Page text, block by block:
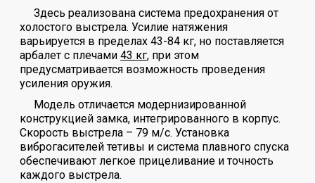
Здесь реализована система предохранения от
холостого выстрела. Усилие натяжения
варьируется в пределах 43-84 кг, но поставляется
арбалет с плечами43 кг, при этом
предусматривается возможность проведения
усиления оружия.
Модель отличается модернизированной
конструкцией замка, интегрированного в корпус.
Скорость выстрела – 79 м/с. Установка
виброгасителей тетивы и система плавного спуска
обеспечивают легкое прицеливание и точность
каждого выстрела.